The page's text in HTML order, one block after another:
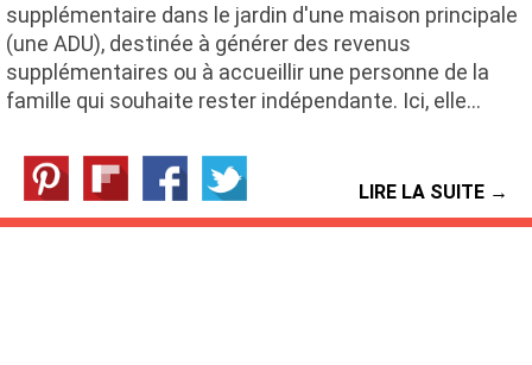
supplémentaire dans le jardin d'une maison principale
(une ADU), destinée à générer des revenus
supplémentaires ou à accueillir une personne de la
famille qui souhaite rester indépendante. Ici, elle…
LIRE LA SUITE →